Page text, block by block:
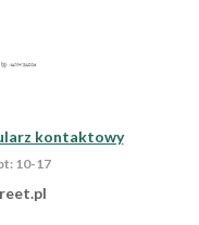
kontaktowy
10-17